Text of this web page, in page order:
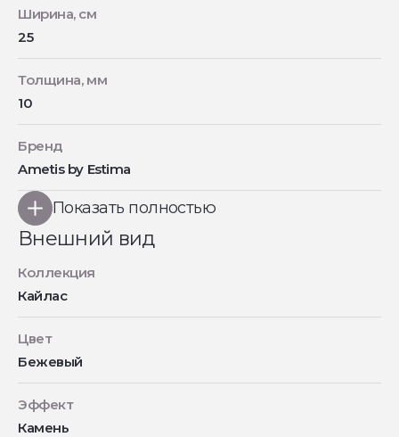
Ширина, см
25
Толщина, мм
10
Бренд
Ametis by Estima
Показать полностью
Внешний вид
Коллекция
Кайлас
Цвет
Бежевый
Эффект
Камень